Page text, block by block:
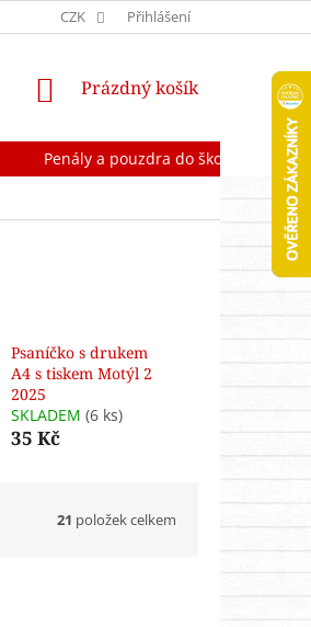
FORMULÁŘ NA ODSTOUPENÍ OD
CZK Přihlášení
NÁKUPNÍ
Prázdný košík
Penály a pouzdra do školy
Psaníčko s drukem
A4 s tiskem Motýl 2
2025
SKLADEM (6 ks)
35 Kč
21 položek celkem